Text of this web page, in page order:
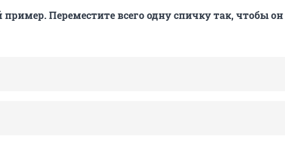
Переместите всего одну спичку так, чтобы он